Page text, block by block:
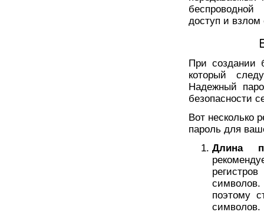
беспроводной
доступ и взлом
При создании
который
Надежный
безопасности
Вот несколько
пароль для
Длина
поэтому
символов.